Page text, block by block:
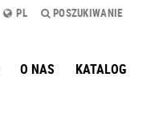
PL POSZUKIWANIE
O NAS KATALOG